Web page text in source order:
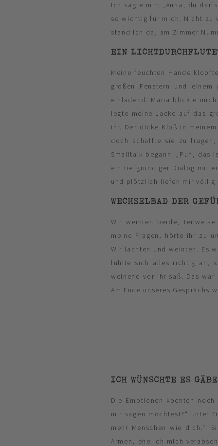
Ich sagte mir: „Anna, du
so wichtig für mich. Nicht zu
stand ich da, am Zimmer
EIN
Meine feuchten Hände
großen Fenstern und
einladend. Maria blickte
legte meine Jacke auf das
ihr. Der dicke Kloß in
doch schaffte sie zu
Smalltalk begann. „Puh, das
ein tiefgründiger Dialog mit
und plötzlich liefen mir völlig
WECHSELBAD DER
Wir weinten beide,
meine Fragen, hörte ihr zu
Wir lachten und weinten. Es
fühlte sich alles richtig an,
weinend vor ihr saß. Das
Am Ende unseres Gesprächs
ICH WÜNSCHTE ES
Die Emotionen kochten
mir sagen möchtest?“ unter
mehr Menschen wie dich.“.
Armen, ehe ich mich